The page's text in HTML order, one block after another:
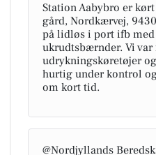
Station Aabybro er
gård, Nordkærvej,
på lidløs i port ifb
ukrudtsbærnder. Vi var
udrykningskøretøjer
hurtig under kontrol
om kort tid.
@Nordjyllands